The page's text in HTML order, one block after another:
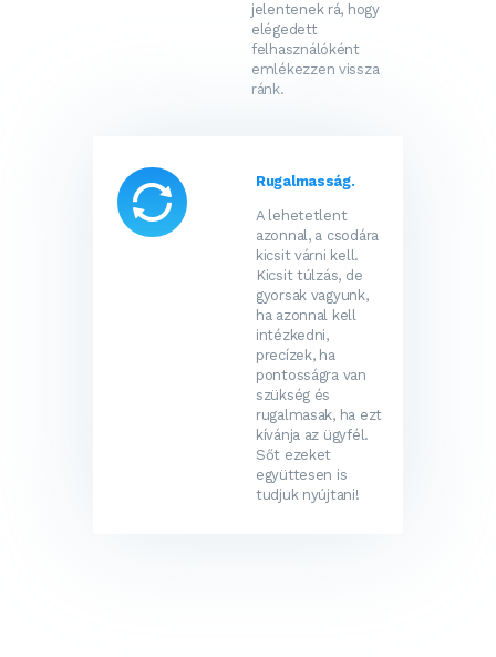
jelentenek rá, hogy
elégedett
felhasználóként
emlékezzen vissza
ránk.
Rugalmasság.
A lehetetlent
azonnal, a csodára
kicsit várni kell.
Kicsit túlzás, de
gyorsak vagyunk,
ha azonnal kell
intézkedni,
precízek, ha
pontosságra van
szükség és
rugalmasak, ha ezt
kívánja az ügyfél.
Sőt ezeket
együttesen is
tudjuk nyújtani!